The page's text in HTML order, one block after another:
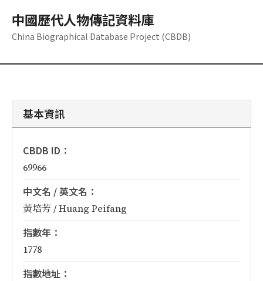
中國歷代人物傳記資料庫
China Biographical Database Project (CBDB)
基本資訊
CBDB ID：
69966
中文名 / 英文名：
黃培芳 / Huang Peifang
指數年：
1778
指數地址：